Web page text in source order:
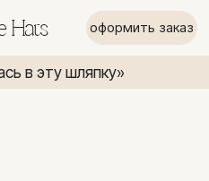
оформить заказ
шляпку» P.S.: «Я